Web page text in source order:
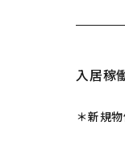
入居稼
＊新規